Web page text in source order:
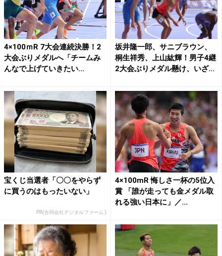
4×100ｍR 7大会連続決勝！2
大会ぶりメダルへ「チームみ
んなで上げていきたい...
坂井隆一郎、サニブラウン、
桐生祥秀、上山紘輝！男子4継
2大会ぶりメダル懸け、いざ...
宝くじ当選者「〇〇をやらず
に買うのはもったいない」
PR(合同会社デジタルファーム )
4×100mR 悔しさ一杯の5位入
賞 「誰が走っても金メダル取
れる強い日本に」／...